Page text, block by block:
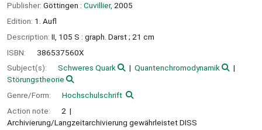
Publisher: Göttingen : Cuvillier, 2005
Edition: 1. Aufl
Description: II, 105 S : graph. Darst ; 21 cm
ISBN:
386537560X
Subject(s):
Schweres Quark
Quantenchromodynamik
Störungstheorie
Genre/Form:
Hochschulschrift
Action note:
2
Archivierung/Langzeitarchivierung gewährleistet DISS